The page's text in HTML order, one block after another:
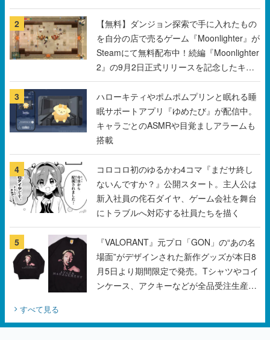
Steamにて無料配布中！続編『Moonlighter
2』の9月2日正式リリースを記念したキャ
ンペーン
3
ハローキティやポムポムプリンと眠れる睡
眠サポートアプリ『ゆめたび』が配信中。
キャラごとのASMRや目覚ましアラームも
搭載
4
コロコロ初のゆるかわ4コマ『まだサ終し
ないんですか？』公開スタート。主人公は
新入社員の侘石ダイヤ、ゲーム会社を舞台
にトラブルへ対応する社員たちを描く
5
『VALORANT』元プロ「GON」の“あの名
場面”がデザインされた新作グッズが本日8
月5日より期間限定で発売。Tシャツやコイ
ンケース、アクキーなどが全品受注生産で
登場、過去に発売したグッズの再販も
すべて見る